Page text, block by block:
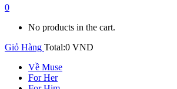
0
No products in the cart.
Giỏ Hàng Total:0 VND
Về Muse
For Her